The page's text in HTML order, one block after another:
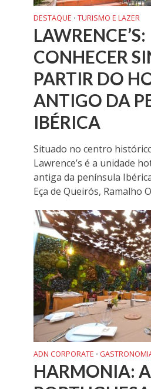
DESTAQUE • TURISMO E LAZER
LAWRENCE’S:
CONHECER
PARTIR DO
ANTIGO DA
IBÉRICA
Situado no centro
Lawrence’s é a unidade
antiga da península
Eça de Queirós, Ramalho
ADN CORPORATE •
HARMONIA: